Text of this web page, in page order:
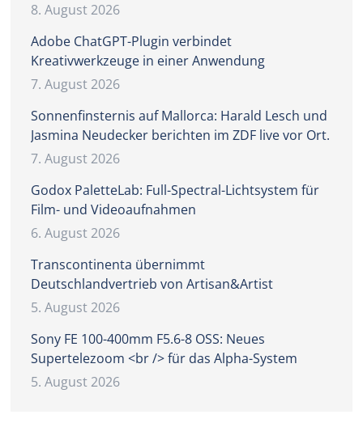
8. August 2026
Adobe ChatGPT-Plugin verbindet
Kreativwerkzeuge in einer Anwendung
7. August 2026
Sonnenfinsternis auf Mallorca: Harald Lesch und
Jasmina Neudecker berichten im ZDF live vor Ort.
7. August 2026
Godox PaletteLab: Full-Spectral-Lichtsystem für
Film- und Videoaufnahmen
6. August 2026
Transcontinenta übernimmt
Deutschlandvertrieb von Artisan&Artist
5. August 2026
Sony FE 100-400mm F5.6-8 OSS: Neues
Supertelezoom <br /> für das Alpha-System
5. August 2026